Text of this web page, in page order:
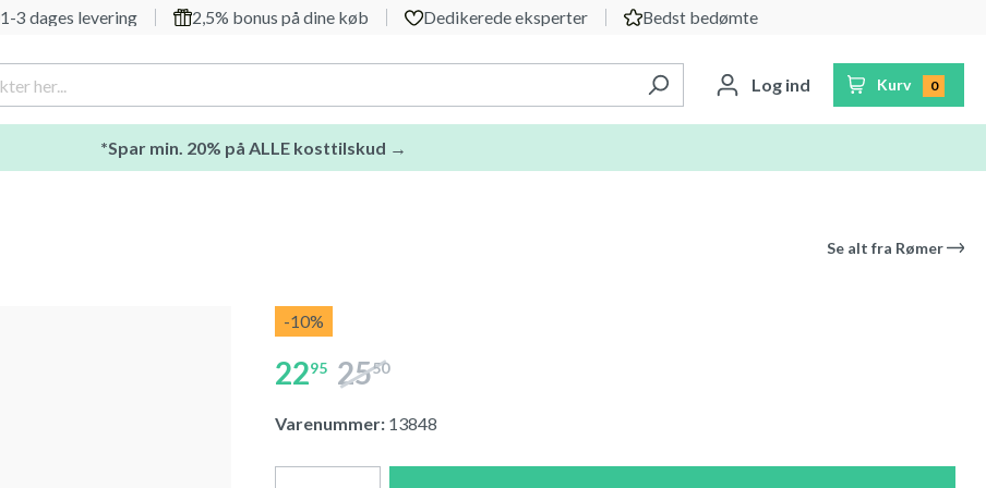
1-3 dages levering 2,5% bonus på dine køb Dedikerede eksperter Bedst bedømte
Log ind Kurv 0
*Spar min. 20% på ALLE kosttilskud →
Se alt fra Rømer
-10%
2295 2550
Varenummer: 13848